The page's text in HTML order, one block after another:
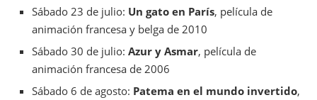
Sábado 23 de julio: Un gato en París, película de
animación francesa y belga de 2010
Sábado 30 de julio: Azur y Asmar, película de
animación francesa de 2006
Sábado 6 de agosto: Patema en el mundo invertido,